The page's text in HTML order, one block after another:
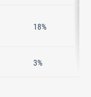
18%
3%